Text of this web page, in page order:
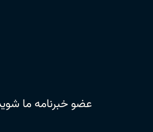
عضو خبرنامه ما شوید